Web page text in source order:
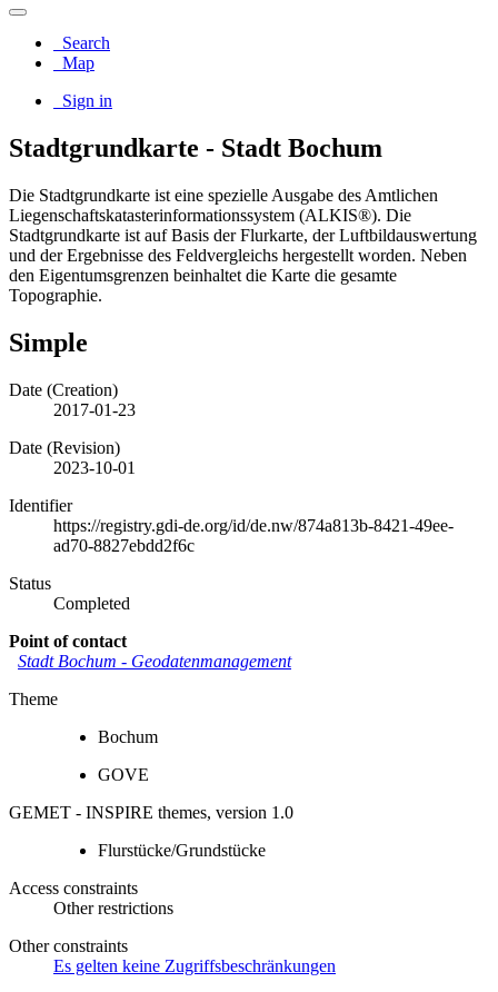
Search
Map
Sign in
Stadtgrundkarte - Stadt Bochum
Die Stadtgrundkarte ist eine spezielle Ausgabe des Amtlichen
Liegenschaftskatasterinformationssystem (ALKIS®). Die
Stadtgrundkarte ist auf Basis der Flurkarte, der Luftbildauswertung
und der Ergebnisse des Feldvergleichs hergestellt worden. Neben
den Eigentumsgrenzen beinhaltet die Karte die gesamte
Topographie.
Simple
Date (Creation)
2017-01-23
Date (Revision)
2023-10-01
Identifier
https://registry.gdi-de.org/id/de.nw/874a813b-8421-49ee-
ad70-8827ebdd2f6c
Status
Completed
Point of contact
Stadt Bochum - Geodatenmanagement
Theme
Bochum
GOVE
GEMET - INSPIRE themes, version 1.0
Flurstücke/Grundstücke
Access constraints
Other restrictions
Other constraints
Es gelten keine Zugriffsbeschränkungen